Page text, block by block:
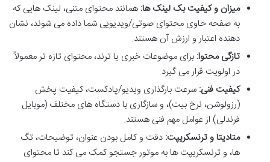
میزان و کیفیت بک لینک ها: همانند محتوای متنی، لینک هایی که
به صفحه حاوی محتوای صوتی/ویدیویی شما داده می شوند، نشان
دهنده اعتبار و ارزش آن هستند.
تازگی محتوا: برای موضوعات خبری یا ترند، محتوای تازه تر معمولاً
در اولویت قرار می گیرد.
کیفیت فنی: سرعت بارگذاری ویدیو/پادکست، کیفیت پخش
(رزولوشن، نرخ بیت)، و سازگاری با دستگاه های مختلف (موبایل
فرندلی) از عوامل مهم فنی هستند.
متادیتا و ترنسکریپت: دقت و کامل بودن عنوان، توضیحات، تگ
ها، و ترنسکریپت ها به موتور جستجو کمک می کند تا محتوای